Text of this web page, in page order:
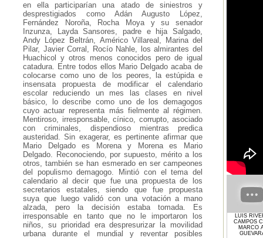
en ella participarían una atado de siniestros y
desprestigiados como Adán Augusto López,
Fernández Noroña, Rocha Moya y su senador
Inzunza, Layda Sansores, padre e hija Salgado,
Andy López Beltrán, Américo Villareal, Marina del
Pilar, Javier Corral, Rocío Nahle, los almirantes del
Huachicol y otros menos conocidos pero de igual
catadura. Entre todos ellos Mario Delgado acaba de
colocarse como uno de los peores, la estúpida e
insensata propuesta de modificar el calendario
escolar reduciendo un mes las clases en nivel
básico, lo describe como uno de los demagogos
cuyo actuar representa más fielmente al régimen.
Mentiroso, irresponsable, cínico, corrupto, asociado
con criminales, dispendioso mientras predica
austeridad. Sin exagerar, es pertinente afirmar que
Mario Delgado es Morena y Morena es Mario
Delgado. Reconociendo, por supuesto, mérito a los
otros, también se han esmerado en ser campeones
del populismo demagogo. Mintió con el tema del
calendario al decir que fue una propuesta de los
secretarios estatales, siendo que fue propuesta
suya que luego validó con una votación a mano
alzada, pero la decisión estaba tomada. Es
irresponsable en tanto que no le importaron los
niños, su prioridad era despresurizar la movilidad
urbana durante el mundial y reventar posibles
LUIS
CAMPOS
MARCO